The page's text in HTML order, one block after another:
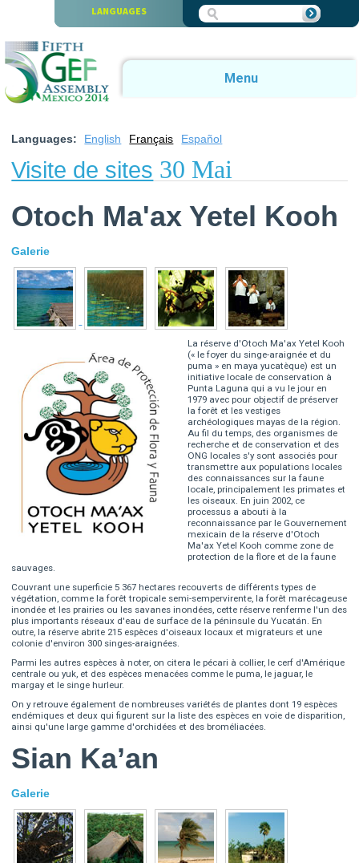
Skip to main content
Menu
LANGUAGES
Languages: English Français Español
Visite de sites 30 Mai
Otoch Ma'ax Yetel Kooh
Galerie
La réserve d'Otoch Ma'ax Yetel Kooh
(« le foyer du singe-araignée et du
puma » en maya yucatèque) est un
initiative locale de conservation à
Punta Laguna qui a vu le jour en
1979 avec pour objectif de préserver
la forêt et les vestiges
archéologiques mayas de la région.
Au fil du temps, des organismes de
recherche et de conservation et des
ONG locales s'y sont associés pour
transmettre aux populations locales
des connaissances sur la faune
locale, principalement les primates et
les oiseaux. En juin 2002, ce
processus a abouti à la
reconnaissance par le Gouvernement
mexicain de la réserve d'Otoch
Ma'ax Yetel Kooh comme zone de
protection de la flore et de la faune
sauvages.
Couvrant une superficie 5 367 hectares recouverts de différents types de
végétation, comme la forêt tropicale semi-sempervirente, la forêt marécageuse
inondée et les prairies ou les savanes inondées, cette réserve renferme l'un des
plus importants réseaux d'eau de surface de la péninsule du Yucatán. En
outre, la réserve abrite 215 espèces d'oiseaux locaux et migrateurs et une
colonie d'environ 300 singes-araignées.
Parmi les autres espèces à noter, on citera le pécari à collier, le cerf d'Amérique
centrale ou yuk, et des espèces menacées comme le puma, le jaguar, le
margay et le singe hurleur.
On y retrouve également de nombreuses variétés de plantes dont 19 espèces
endémiques et deux qui figurent sur la liste des espèces en voie de disparition,
ainsi qu'une large gamme d'orchidées et des broméliacées.
Sian Ka’an
Galerie